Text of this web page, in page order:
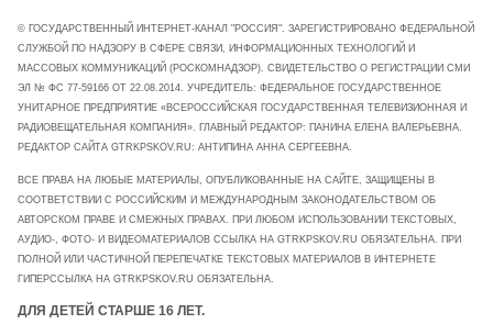
© ГОСУДАРСТВЕННЫЙ ИНТЕРНЕТ-КАНАЛ "РОССИЯ". ЗАРЕГИСТРИРОВАНО ФЕДЕРАЛЬНОЙ
СЛУЖБОЙ ПО НАДЗОРУ В СФЕРЕ СВЯЗИ, ИНФОРМАЦИОННЫХ ТЕХНОЛОГИЙ И
МАССОВЫХ КОММУНИКАЦИЙ (РОСКОМНАДЗОР). СВИДЕТЕЛЬСТВО О РЕГИСТРАЦИИ СМИ
ЭЛ № ФС 77-59166 ОТ 22.08.2014. УЧРЕДИТЕЛЬ: ФЕДЕРАЛЬНОЕ ГОСУДАРСТВЕННОЕ
УНИТАРНОЕ ПРЕДПРИЯТИЕ «ВСЕРОССИЙСКАЯ ГОСУДАРСТВЕННАЯ ТЕЛЕВИЗИОННАЯ И
РАДИОВЕЩАТЕЛЬНАЯ КОМПАНИЯ». ГЛАВНЫЙ РЕДАКТОР: ПАНИНА ЕЛЕНА ВАЛЕРЬЕВНА.
РЕДАКТОР САЙТА GTRKPSKOV.RU: АНТИПИНА АННА СЕРГЕЕВНА.
ВСЕ ПРАВА НА ЛЮБЫЕ МАТЕРИАЛЫ, ОПУБЛИКОВАННЫЕ НА САЙТЕ, ЗАЩИЩЕНЫ В
СООТВЕТСТВИИ С РОССИЙСКИМ И МЕЖДУНАРОДНЫМ ЗАКОНОДАТЕЛЬСТВОМ ОБ
АВТОРСКОМ ПРАВЕ И СМЕЖНЫХ ПРАВАХ. ПРИ ЛЮБОМ ИСПОЛЬЗОВАНИИ ТЕКСТОВЫХ,
АУДИО-, ФОТО- И ВИДЕОМАТЕРИАЛОВ ССЫЛКА НА GTRKPSKOV.RU ОБЯЗАТЕЛЬНА. ПРИ
ПОЛНОЙ ИЛИ ЧАСТИЧНОЙ ПЕРЕПЕЧАТКЕ ТЕКСТОВЫХ МАТЕРИАЛОВ В ИНТЕРНЕТЕ
ГИПЕРССЫЛКА НА GTRKPSKOV.RU ОБЯЗАТЕЛЬНА.
ДЛЯ ДЕТЕЙ СТАРШЕ 16 ЛЕТ.